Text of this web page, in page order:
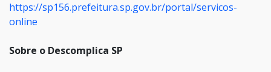
https://sp156.prefeitura.sp.gov.br/portal/servicos-
online
Sobre o Descomplica SP